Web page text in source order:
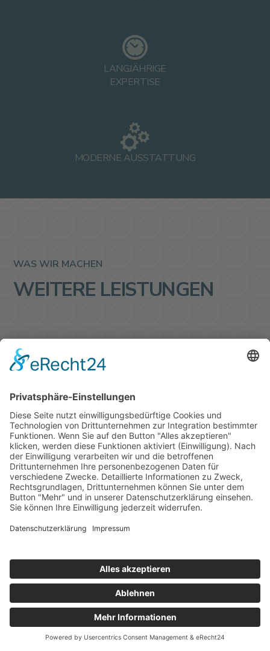
LANGJÄHRIGE
EXPERTISE
MODERNE AUSSTATTUNG
WAS WIR MACHEN
WEITERE LEISTUNGEN